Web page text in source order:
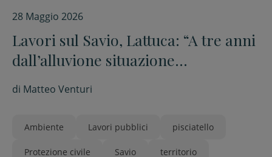
28 Maggio 2026
Lavori sul Savio, Lattuca: “A tre anni
dall’alluvione situazione
sensibilmente migliorata”
di Matteo Venturi
Ambiente Lavori pubblici pisciatello
Protezione civile Savio territorio